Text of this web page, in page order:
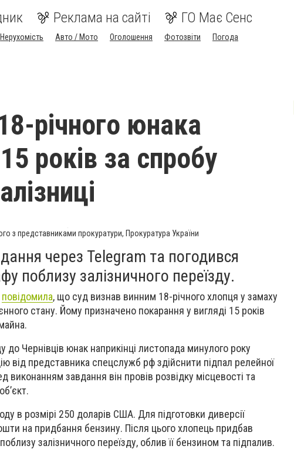
Реклама на сайті ГО Має Сенс
Нерухомість Авто / Мото Оголошення Фотозвіти
Погода
річного юнака
років за спробу
з представниками прокуратури, Прокуратура України
через Telegram та погодився
поблизу залізничного переїзду.
повідомила, що суд визнав винним 18-річного хлопця у замаху
стану. Йому призначено покарання у вигляді 15 років
до Чернівців юнак наприкінці листопада минулого року
від представника спецслужб рф здійснити підпал релейної
виконанням завдання він провів розвідку місцевості та
в розмірі 250 доларів США. Для підготовки диверсії
на придбання бензину. Після цього хлопець придбав
залізничного переїзду, облив її бензином та підпалив.